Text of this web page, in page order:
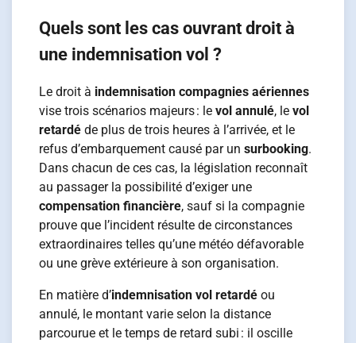
Quels sont les cas ouvrant droit à
une indemnisation vol ?
Le droit à indemnisation compagnies aériennes
vise trois scénarios majeurs : levol annulé, levol
retardé de plus de trois heures à l’arrivée, et le
refus d’embarquement causé par unsurbooking.
Dans chacun de ces cas, la législation reconnaît
au passager la possibilité d’exiger une
compensation financière, sauf si la compagnie
prouve que l’incident résulte de circonstances
extraordinaires telles qu’une météo défavorable
ou une grève extérieure à son organisation.
En matière d’indemnisation vol retardé ou
annulé, le montant varie selon la distance
parcourue et le temps de retard subi : il oscille